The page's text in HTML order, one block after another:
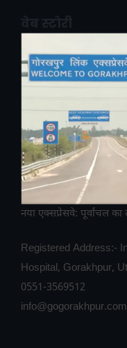
नया एक्सप्रेसवे: पूर्वांचल
Registered Address:-
Hospital, Gorakhpur,
0551-3569512
info@gogorakhpur.com